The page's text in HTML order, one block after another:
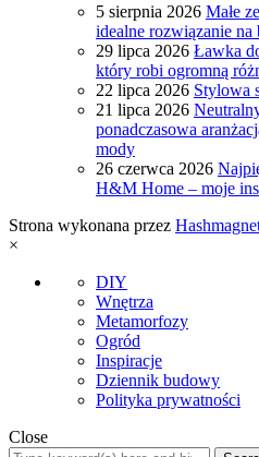
5 sierpnia 2026 Małe
idealne rozwiązanie
29 lipca 2026 Ławka
który robi ogromną
22 lipca 2026 Stylowa
21 lipca 2026
ponadczasowa
mody
26 czerwca 2026
H&M Home – moje
Strona wykonana przez
×
DIY
Wnętrza
Metamorfozy
Ogród
Inspiracje
Dziennik budowy
Polityka prywatności
Close